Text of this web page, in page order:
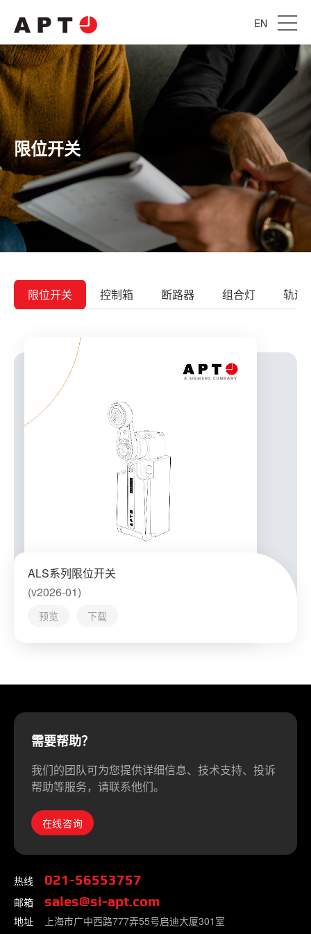
EN
限位开关
限位开关 控制箱 断路器 组合灯 轨道
ALS系列限位开关
(v2026-01)
预览 下载
需要帮助？
我们的团队可为您提供详细信息、技术支持、投诉
帮助等服务，请联系他们。
在线咨询
热线
021-56553757
邮箱
sales@si-apt.com
地址
上海市广中西路777弄55号启迪大厦301室